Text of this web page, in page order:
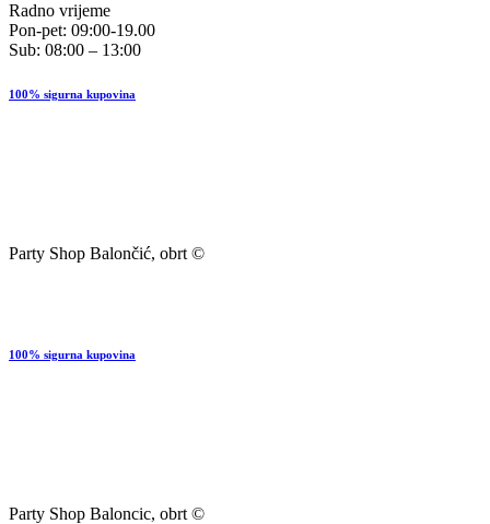
Radno vrijeme
Pon-pet: 09:00-19.00
Sub: 08:00 – 13:00
100% sigurna kupovina
Party Shop Balončić, obrt ©
100% sigurna kupovina
Party Shop Baloncic, obrt ©